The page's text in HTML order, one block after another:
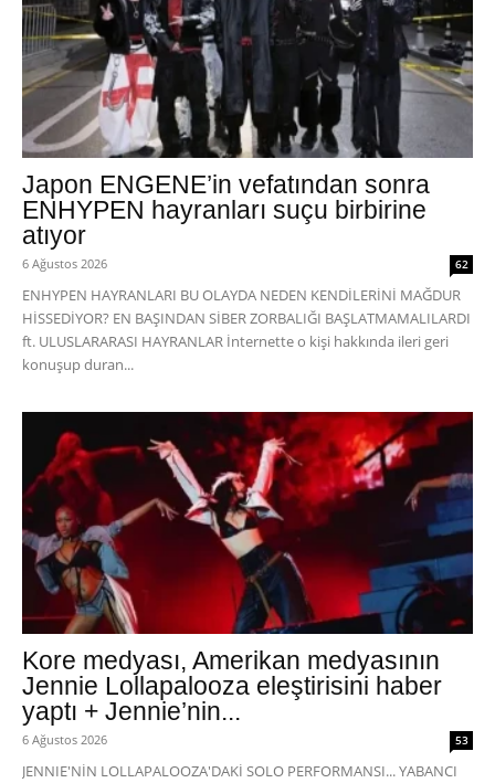
Japon ENGENE’in vefatından sonra
ENHYPEN hayranları suçu birbirine
atıyor
6 Ağustos 2026 62
ENHYPEN HAYRANLARI BU OLAYDA NEDEN KENDİLERİNİ MAĞDUR
HİSSEDİYOR? EN BAŞINDAN SİBER ZORBALIĞI BAŞLATMAMALILARDI
ft. ULUSLARARASI HAYRANLAR İnternette o kişi hakkında ileri geri
konuşup duran...
Kore medyası, Amerikan medyasının
Jennie Lollapalooza eleştirisini haber
yaptı + Jennie’nin...
6 Ağustos 2026 53
JENNIE'NİN LOLLAPALOOZA'DAKİ SOLO PERFORMANSI... YABANCI